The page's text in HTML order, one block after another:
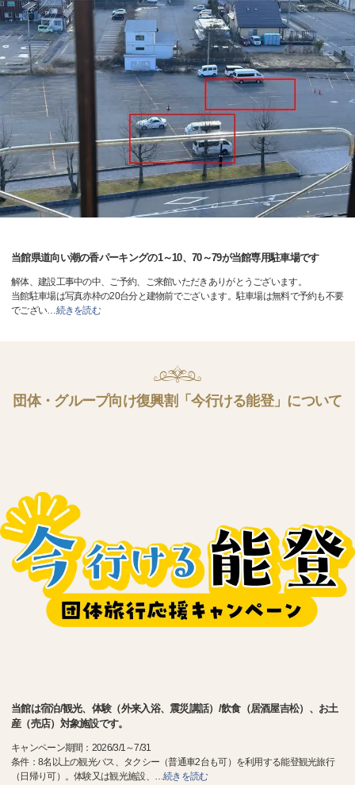
当館県道向い潮の香パーキングの1～10、70～79が当館専用駐車場です
解体、建設工事中の中、ご予約、ご来館いただきありがとうございます。
当館駐車場は写真赤枠の20台分と建物前でございます。駐車場は無料で予約も不要
でござい…続きを読む
団体・グループ向け復興割「今行ける能登」について
当館は宿泊/観光、体験（外来入浴、震災講話）/飲食（居酒屋吉松）、お土
産（売店）対象施設です。
キャンペーン期間：2026/3/1～7/31
条件：8名以上の観光バス、タクシー（普通車2台も可）を利用する能登観光旅行
（日帰り可）。体験又は観光施設、 …続きを読む